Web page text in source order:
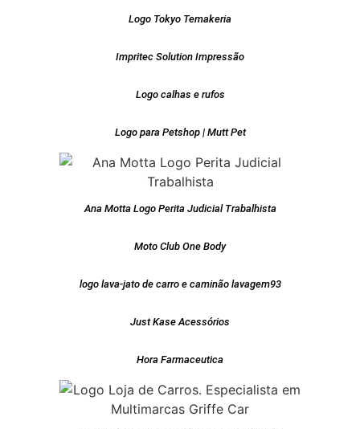
Logo Tokyo Temakeria
Impritec Solution Impressão
Logo calhas e rufos
Logo para Petshop | Mutt Pet
Ana Motta Logo Perita Judicial Trabalhista
Moto Club One Body
logo lava-jato de carro e caminão lavagem93
Just Kase Acessórios
Hora Farmaceutica